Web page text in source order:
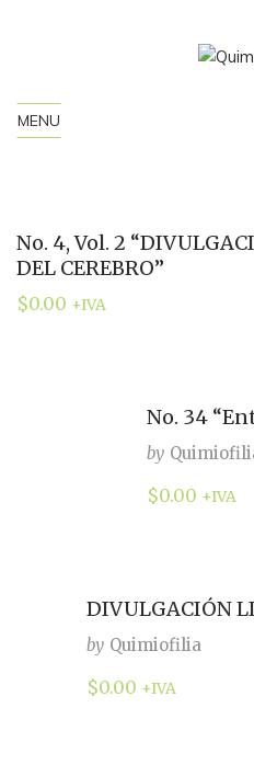
MENU
No. 4, Vol. 2
DEL CEREBRO”
$0.00 +IVA
No. 34
by
$0.00 +IVA
DIVULGACIÓN
by Quimiofilia
$0.00 +IVA